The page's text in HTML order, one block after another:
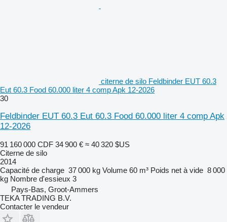
citerne de silo Feldbinder EUT 60.3
Eut 60.3 Food 60.000 liter 4 comp Apk 12-2026
30
Feldbinder EUT 60.3 Eut 60.3 Food 60.000 liter 4 comp Apk
12-2026
91 160 000 CDF 34 900 € ≈ 40 320 $US
Citerne de silo
2014
Capacité de charge 37 000 kg Volume 60 m³ Poids net à vide 8 000
kg Nombre d'essieux 3
Pays-Bas, Groot-Ammers
TEKA TRADING B.V.
Contacter le vendeur